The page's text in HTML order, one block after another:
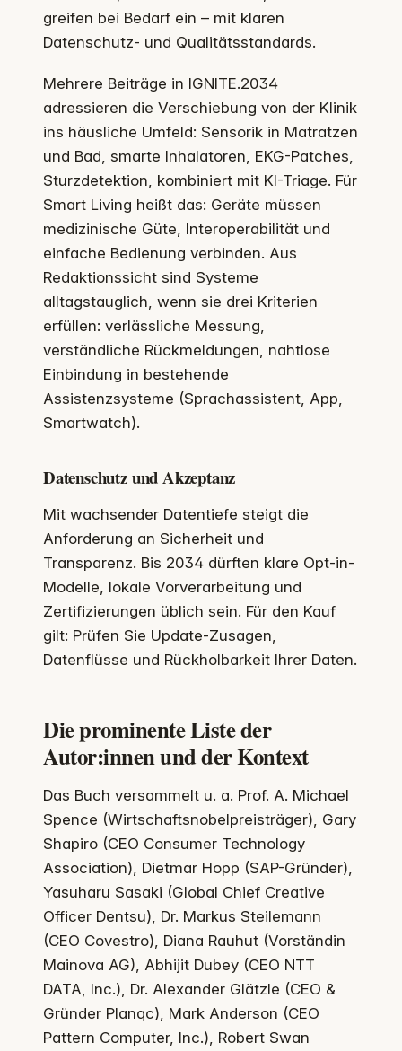
greifen bei Bedarf ein – mit klaren
Datenschutz- und Qualitätsstandards.
Mehrere Beiträge in IGNITE.2034
adressieren die Verschiebung von der Klinik
ins häusliche Umfeld: Sensorik in Matratzen
und Bad, smarte Inhalatoren, EKG-Patches,
Sturzdetektion, kombiniert mit KI-Triage. Für
Smart Living heißt das: Geräte müssen
medizinische Güte, Interoperabilität und
einfache Bedienung verbinden. Aus
Redaktionssicht sind Systeme
alltagstauglich, wenn sie drei Kriterien
erfüllen: verlässliche Messung,
verständliche Rückmeldungen, nahtlose
Einbindung in bestehende
Assistenzsysteme (Sprachassistent, App,
Smartwatch).
Datenschutz und Akzeptanz
Mit wachsender Datentiefe steigt die
Anforderung an Sicherheit und
Transparenz. Bis 2034 dürften klare Opt-in-
Modelle, lokale Vorverarbeitung und
Zertifizierungen üblich sein. Für den Kauf
gilt: Prüfen Sie Update-Zusagen,
Datenflüsse und Rückholbarkeit Ihrer Daten.
Die prominente Liste der
Autor:innen und der Kontext
Das Buch versammelt u. a. Prof. A. Michael
Spence (Wirtschaftsnobelpreisträger), Gary
Shapiro (CEO Consumer Technology
Association), Dietmar Hopp (SAP-Gründer),
Yasuharu Sasaki (Global Chief Creative
Officer Dentsu), Dr. Markus Steilemann
(CEO Covestro), Diana Rauhut (Vorständin
Mainova AG), Abhijit Dubey (CEO NTT
DATA, Inc.), Dr. Alexander Glätzle (CEO &
Gründer Planqc), Mark Anderson (CEO
Pattern Computer, Inc.), Robert Swan